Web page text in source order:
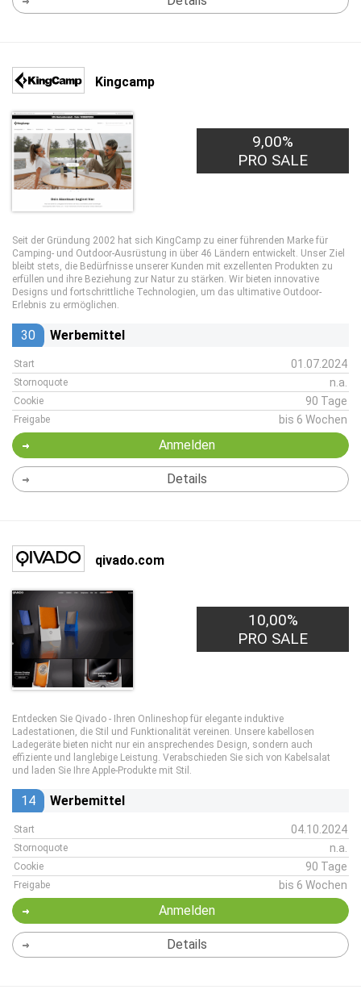
Kingcamp
9,00%
PRO SALE
Seit der Gründung 2002 hat sich KingCamp zu einer führenden Marke für
Camping- und Outdoor-Ausrüstung in über 46 Ländern entwickelt. Unser Ziel
bleibt stets, die Bedürfnisse unserer Kunden mit exzellenten Produkten zu
erfüllen und ihre Beziehung zur Natur zu stärken. Wir bieten innovative
Designs und fortschrittliche Technologien, um das ultimative Outdoor-
Erlebnis zu ermöglichen.
30 Werbemittel
Start 01.07.2024
Stornoquote n.a.
Cookie 90 Tage
Freigabe bis 6 Wochen
Anmelden
Details
qivado.com
10,00%
PRO SALE
Entdecken Sie Qivado - Ihren Onlineshop für elegante induktive
Ladestationen, die Stil und Funktionalität vereinen. Unsere kabellosen
Ladegeräte bieten nicht nur ein ansprechendes Design, sondern auch
effiziente und langlebige Leistung. Verabschieden Sie sich von Kabelsalat
und laden Sie Ihre Apple-Produkte mit Stil.
14 Werbemittel
Start 04.10.2024
Stornoquote n.a.
Cookie 90 Tage
Freigabe bis 6 Wochen
Anmelden
Details